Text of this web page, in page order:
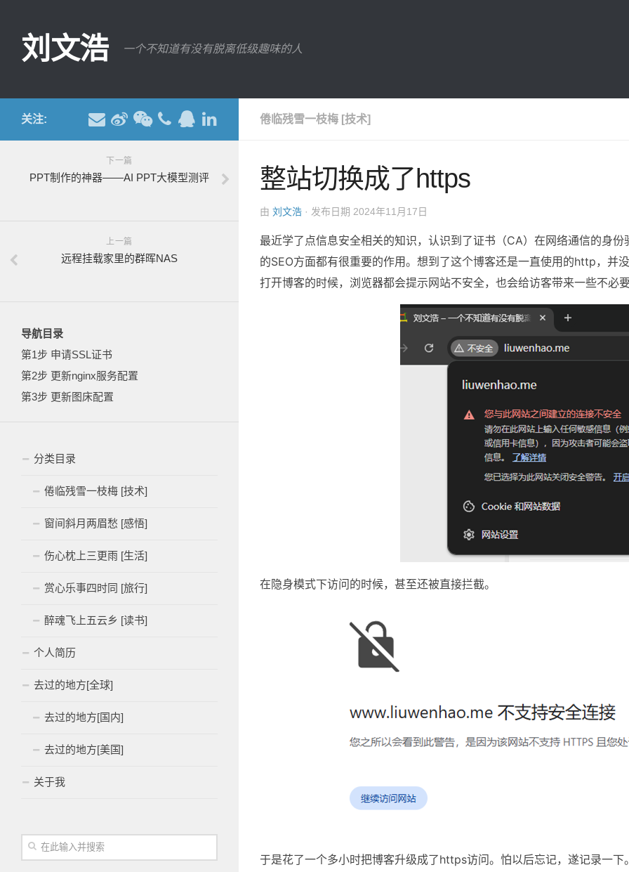
刘文浩 一个不知道有没有脱离低级趣味的人
倦临残雪一枝梅 [技术]
整站切换成了https
由 刘文浩 · 发布日期 2024年11月17日
最近学了点信息安全相关的知识，认识到了证书（CA）在网络通信的身
的SEO方面都有很重要的作用。想到了这个博客还是一直使用的http，并
打开博客的时候，浏览器都会提示网站不安全，也会给访客带来一些不必
在隐身模式下访问的时候，甚至还被直接拦截。
于是花了一个多小时把博客升级成了https访问。怕以后忘记，遂记录一下
关注:
下一篇
PPT制作的神器——AI PPT大模型测评
上一篇
远程挂载家里的群晖NAS
导航目录
第1步 申请SSL证书
第2步 更新nginx服务配置
第3步 更新图床配置
分类目录
倦临残雪一枝梅 [技术]
窗间斜月两眉愁 [感悟]
伤心枕上三更雨 [生活]
赏心乐事四时同 [旅行]
醉魂飞上五云乡 [读书]
个人简历
去过的地方[全球]
去过的地方[国内]
去过的地方[美国]
关于我